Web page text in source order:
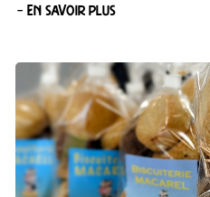
– En savoir plus